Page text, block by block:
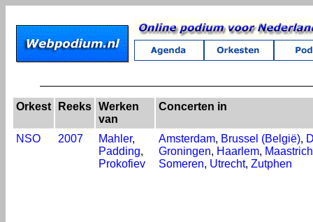
Orkest Reeks Werken
van
Concerten in
NSO 2007 Mahler,
Padding,
Prokofiev
Amsterdam, Brussel (België),
Groningen, Haarlem,
Someren, Utrecht, Zutphen